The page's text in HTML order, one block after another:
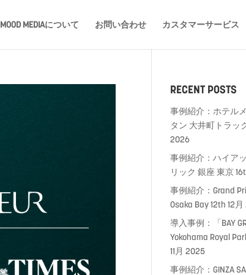
MOOD MEDIAについて お問い合わせ カスタマーサービス
RECENT POSTS
事例紹介：ホテル
タン 大井町トラッ
2026
事例紹介：ハイア
リック 銀座 東京
事例紹介：Grand
Osaka Bay12th 12
導入事例：「BAY
Yokohama Royal
11月 2025
事例紹介：GINZA